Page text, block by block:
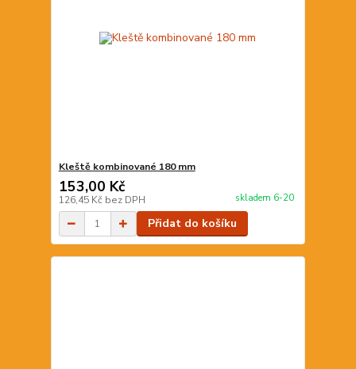
Kleště kombinované 180 mm
153,00 Kč
126,45 Kč bez DPH skladem 6-20
Přidat do košíku